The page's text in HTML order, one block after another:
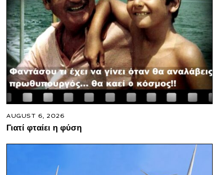
AUGUST 6, 2026
Γιατί φταίει η φύση